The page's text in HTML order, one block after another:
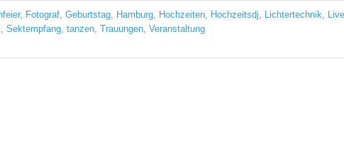
, Fotograf, Geburtstag, Hamburg, Hochzeiten, Hochzeitsdj, Lichtertechnik, Live
, Sektempfang, tanzen, Trauungen, Veranstaltung